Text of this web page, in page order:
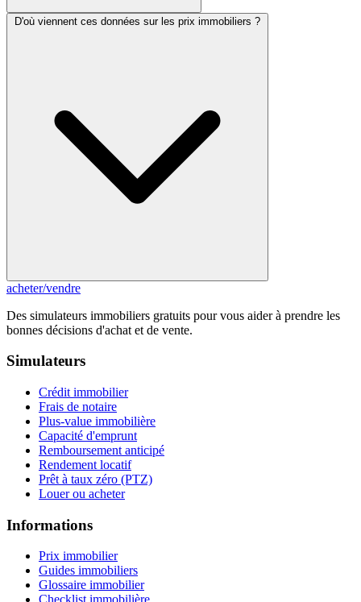
D'où viennent ces données sur les prix immobiliers ?
acheter/vendre
Des simulateurs immobiliers gratuits pour vous aider à prendre les
bonnes décisions d'achat et de vente.
Simulateurs
Crédit immobilier
Frais de notaire
Plus-value immobilière
Capacité d'emprunt
Remboursement anticipé
Rendement locatif
Prêt à taux zéro (PTZ)
Louer ou acheter
Informations
Prix immobilier
Guides immobiliers
Glossaire immobilier